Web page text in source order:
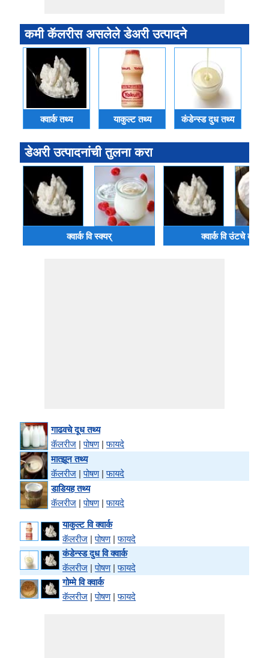
कमी कॅलरीस असलेले डेअरी उत्पादने
क्वार्क तथ्य याकुल्ट तथ्य कंडेन्स्ड दुध तथ्य
डेअरी उत्पादनांची तुलना करा
क्वार्क वि स्क्यर् क्वार्क वि उंटचे दूध
गाढवचे दूध तथ्य
कॅलरीज |पोषण|फायदे
मात्झून तथ्य
कॅलरीज |पोषण|फायदे
डाडियह तथ्य
कॅलरीज |पोषण|फायदे
याकुल्ट वि क्वार्क
कॅलरीज |पोषण|फायदे
कंडेन्स्ड दुध वि क्वार्क
कॅलरीज |पोषण|फायदे
गोम्मे वि क्वार्क
कॅलरीज |पोषण|फायदे